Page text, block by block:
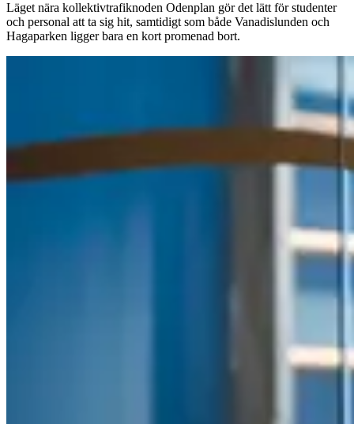
Läget nära kollektivtrafiknoden Odenplan gör det lätt för studenter
och personal att ta sig hit, samtidigt som både Vanadislunden och
Hagaparken ligger bara en kort promenad bort.